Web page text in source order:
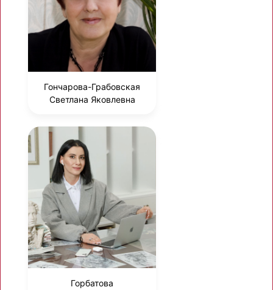
Гончарова-Грабовская
Светлана Яковлевна
Горбатова